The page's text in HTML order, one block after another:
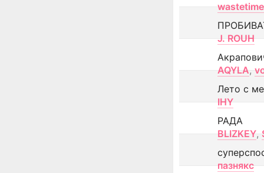
wastetime
J. ROUH
AQYLA,
Лето с
IHY
РАДА
BLIZKEY,
пазнякс